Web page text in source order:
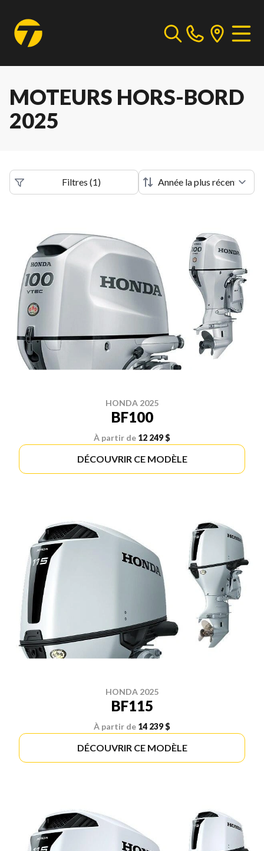
MOTEURS HORS-BORD
2025
Filtres (1)
HONDA 2025
BF100
À partir de 12 249 $
DÉCOUVRIR CE MODÈLE
HONDA 2025
BF115
À partir de 14 239 $
DÉCOUVRIR CE MODÈLE